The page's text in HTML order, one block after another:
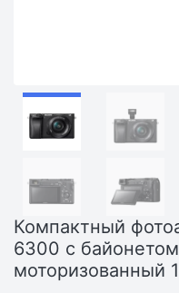
Компактный
6300 с
моторизованный